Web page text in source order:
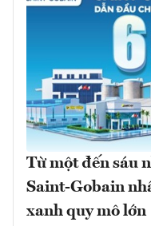
Từ một đến sáu
Saint-Gobain
xanh quy mô lớn